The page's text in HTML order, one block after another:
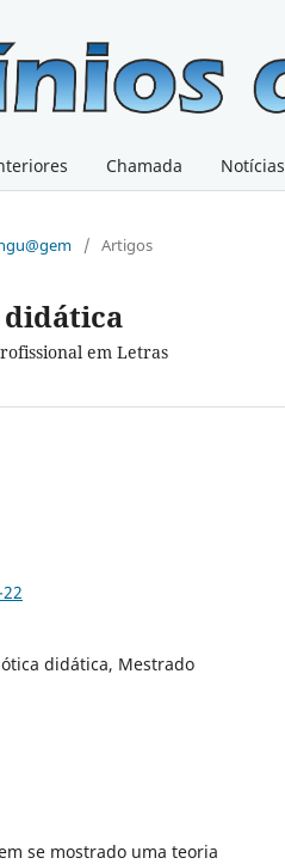
Chamada Notícias
/ Artigos
didática
em Letras
didática, Mestrado
se mostrado uma teoria